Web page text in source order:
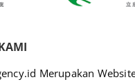
Merupakan